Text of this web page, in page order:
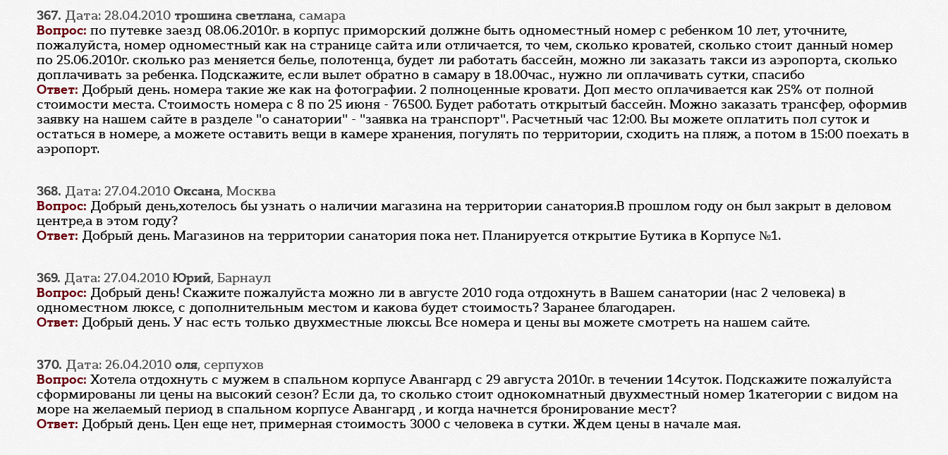
367. Дата: 28.04.2010 трошина светлана, самара
Вопрос: по путевке заезд 08.06.2010г. в корпус приморский должне быть одноместный номер с ребенком 10 лет, уточните,
пожалуйста, номер одноместный как на странице сайта или отличается, то чем, сколько кроватей, сколько стоит данный номер
по 25.06.2010г. сколько раз меняется белье, полотенца, будет ли работать бассейн, можно ли заказать такси из аэропорта, сколько
доплачивать за ребенка. Подскажите, если вылет обратно в самару в 18.00час., нужно ли оплачивать сутки, спасибо
Ответ: Добрый день. номера такие же как на фотографии. 2 полноценные кровати. Доп место оплачивается как 25% от полной
стоимости места. Стоимость номера с 8 по 25 июня - 76500. Будет работать открытый бассейн. Можно заказать трансфер, оформив
заявку на нашем сайте в разделе "о санатории" - "заявка на транспорт". Расчетный час 12:00. Вы можете оплатить пол суток и
остаться в номере, а можете оставить вещи в камере хранения, погулять по территории, сходить на пляж, а потом в 15:00 поехать в
аэропорт.
368. Дата: 27.04.2010 Оксана, Москва
Вопрос: Добрый день,хотелось бы узнать о наличии магазина на территории санатория.В прошлом году он был закрыт в деловом
центре,а в этом году?
Ответ: Добрый день. Магазинов на территории санатория пока нет. Планируется открытие Бутика в Корпусе №1.
369. Дата: 27.04.2010 Юрий, Барнаул
Вопрос: Добрый день! Скажите пожалуйста можно ли в августе 2010 года отдохнуть в Вашем санатории (нас 2 человека) в
одноместном люксе, с дополнительным местом и какова будет стоимость? Заранее благодарен.
Ответ: Добрый день. У нас есть только двухместные люксы. Все номера и цены вы можете смотреть на нашем сайте.
370. Дата: 26.04.2010 оля, серпухов
Вопрос: Хотела отдохнуть с мужем в спальном корпусе Авангард с 29 августа 2010г. в течении 14суток. Подскажите пожалуйста
сформированы ли цены на высокий сезон? Если да, то сколько стоит однокомнатный двухместный номер 1категории с видом на
море на желаемый период в спальном корпусе Авангард , и когда начнется бронирование мест?
Ответ: Добрый день. Цен еще нет, примерная стоимость 3000 с человека в сутки. Ждем цены в начале мая.